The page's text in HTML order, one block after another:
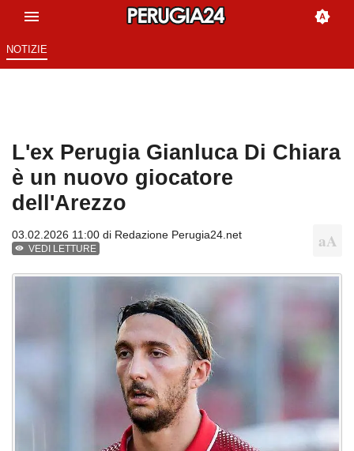
NOTIZIE
L'ex Perugia Gianluca Di Chiara
è un nuovo giocatore
dell'Arezzo
03.02.2026 11:00 di Redazione Perugia24.net
VEDI LETTURE